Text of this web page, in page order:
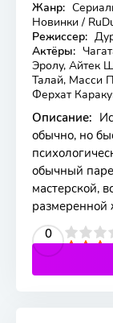
Жанр:
Новинки /
Режиссер:
Актёры:
Эролу, Айтек
Талай, Масси
Ферхат
Описание:
обычно, но
обычный
мастерской,
размеренной
0
4 5